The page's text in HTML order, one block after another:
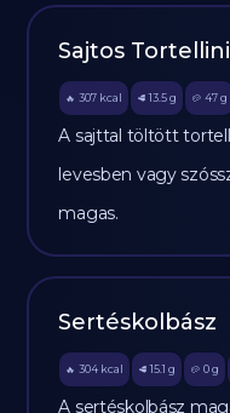
Sajtos Tortellini
🔥 307 kcal 🥩 13.5 g 🥔 47g
A sajttal töltött
levesben vagy
magas.
Sertéskolbász
🔥 304 kcal 🥩 15.1 g 🥔 0g
A sertéskolbász